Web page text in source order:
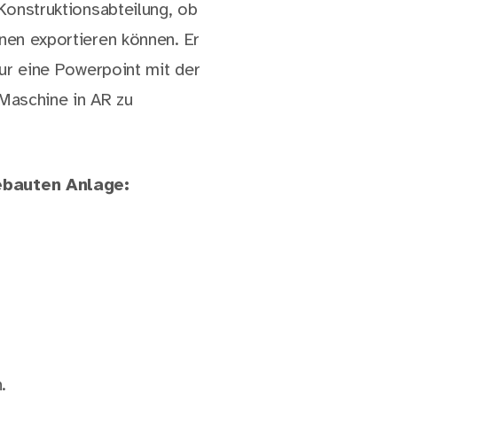
ob
exportieren können. Er
eine Powerpoint mit der
in AR zu
Anlage: